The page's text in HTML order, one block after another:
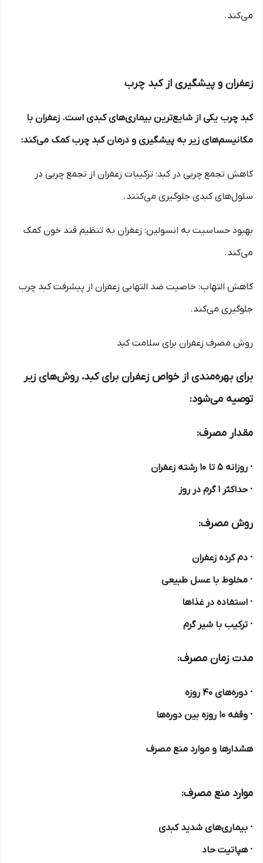
می‌کند.
زعفران و پیشگیری از کبد چرب
کبد چرب یکی از شایع‌ترین بیماری‌های کبدی است. زعفران با
مکانیسم‌های زیر به پیشگیری و درمان کبد چرب کمک می‌کند:
کاهش تجمع چربی در کبد: ترکیبات زعفران از تجمع چربی در
سلول‌های کبدی جلوگیری می‌کنند.
بهبود حساسیت به انسولین: زعفران به تنظیم قند خون کمک
می‌کند.
کاهش التهاب: خاصیت ضد التهابی زعفران از پیشرفت کبد چرب
جلوگیری می‌کند.
روش مصرف زعفران برای سلامت کبد
برای بهره‌مندی از خواص زعفران برای کبد، روش‌های زیر
توصیه می‌شود:
مقدار مصرف:
· روزانه ۵ تا ۱۰ رشته زعفران
· حداکثر ۱ گرم در روز
روش مصرف:
· دم کرده زعفران
· مخلوط با عسل طبیعی
· استفاده در غذاها
· ترکیب با شیر گرم
مدت زمان مصرف:
· دوره‌های ۴۰ روزه
· وقفه ۱۰ روزه بین دوره‌ها
هشدارها و موارد منع مصرف
موارد منع مصرف:
· بیماری‌های شدید کبدی
· هپاتیت حاد